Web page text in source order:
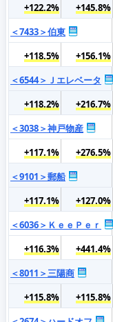
+122.2%
+145.8%
＜7433＞伯東
+118.5%
+156.1%
＜6544＞Ｊエレベータ
+118.2%
+216.7%
＜3038＞神戸物産
+117.1%
+276.5%
＜9101＞郵船
+117.1%
+127.0%
＜6036＞ＫｅｅＰｅｒ
+116.3%
+441.4%
＜8011＞三陽商
+115.8%
+115.8%